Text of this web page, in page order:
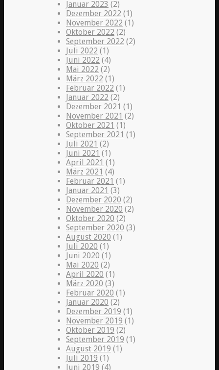
Januar 2023 (2)
Dezember 2022 (1)
November 2022 (1)
Oktober 2022 (2)
September 2022 (2)
Juli 2022 (1)
Juni 2022 (4)
Mai 2022 (2)
März 2022 (1)
Februar 2022 (1)
Januar 2022 (2)
Dezember 2021 (1)
November 2021 (2)
Oktober 2021 (1)
September 2021 (1)
Juli 2021 (2)
Juni 2021 (1)
April 2021 (1)
März 2021 (4)
Februar 2021 (1)
Januar 2021 (3)
Dezember 2020 (2)
November 2020 (2)
Oktober 2020 (2)
September 2020 (3)
August 2020 (1)
Juli 2020 (1)
Juni 2020 (1)
Mai 2020 (2)
April 2020 (1)
März 2020 (3)
Februar 2020 (1)
Januar 2020 (2)
Dezember 2019 (1)
November 2019 (1)
Oktober 2019 (2)
September 2019 (1)
August 2019 (1)
Juli 2019 (1)
Juni 2019 (4)